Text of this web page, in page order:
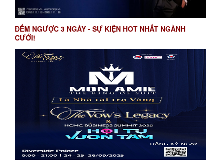
ĐẾM NGƯỢC 3 NGÀY - SỰ KIỆN HOT NHẤT NGÀNH
CƯỚI!